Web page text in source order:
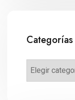
Categorías